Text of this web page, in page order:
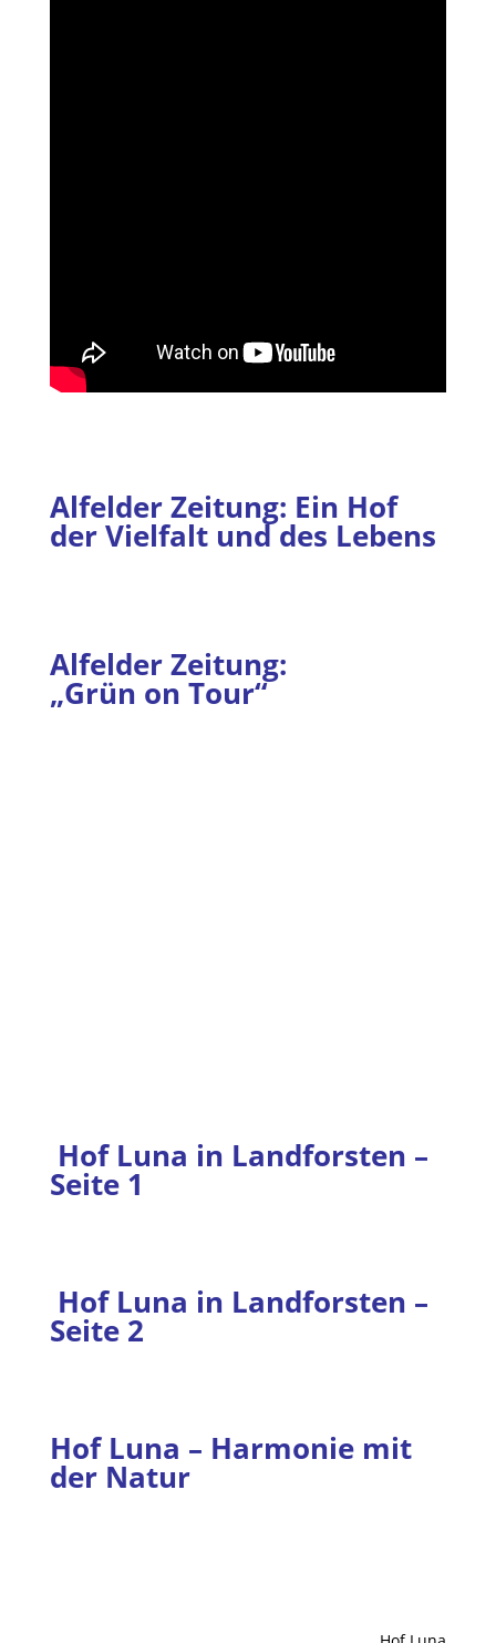
Alfelder Zeitung: Ein Hof
der Vielfalt und des Lebens
Alfelder Zeitung:
„Grün on Tour“
Hof Luna in Landforsten –
Seite 1
Hof Luna in Landforsten –
Seite 2
Hof Luna – Harmonie mit
der Natur